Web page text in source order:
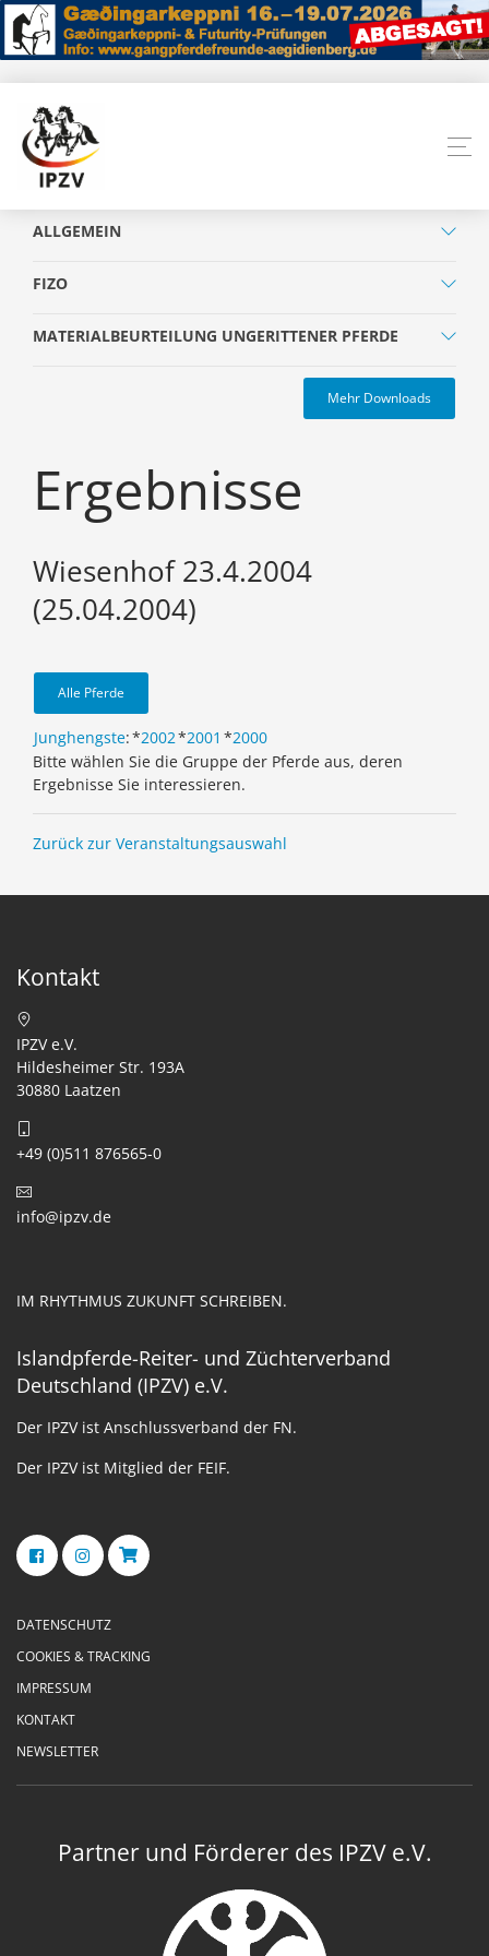
ALLGEMEIN
FIZO
MATERIALBEURTEILUNG UNGERITTENER PFERDE
Mehr Downloads
Ergebnisse
Wiesenhof 23.4.2004
(25.04.2004)
Alle Pferde
Junghengste:*2002*2001 *2000
Bitte wählen Sie die Gruppe der Pferde aus, deren
Ergebnisse Sie interessieren.
Zurück zur Veranstaltungsauswahl
Kontakt
IPZV e.V.
Hildesheimer Str. 193A
30880 Laatzen
+49 (0)511 876565-0
info@ipzv.de
IM RHYTHMUS ZUKUNFT SCHREIBEN.
Islandpferde-Reiter- und Züchterverband
Deutschland (IPZV) e.V.
Der IPZV ist Anschlussverband der FN.
Der IPZV ist Mitglied der FEIF.
DATENSCHUTZ
COOKIES & TRACKING
IMPRESSUM
KONTAKT
NEWSLETTER
Partner und Förderer des IPZV e.V.